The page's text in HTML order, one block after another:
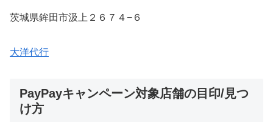
茨城県鉾田市汲上２６７４−６
大洋代行
PayPayキャンペーン対象店舗の目印/見つ
け方